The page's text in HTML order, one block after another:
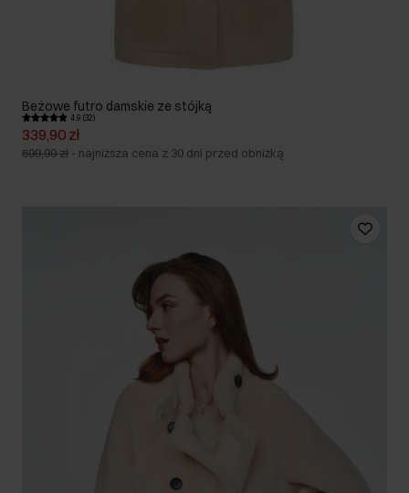
Beżowe futro damskie ze stójką
4.9 (32)
339,90 zł
599,90 zł - najniższa cena z 30 dni przed obniżką